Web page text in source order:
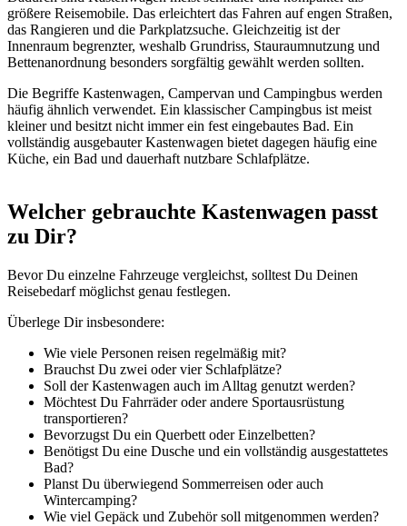
größere Reisemobile. Das erleichtert das Fahren auf engen Straßen,
das Rangieren und die Parkplatzsuche. Gleichzeitig ist der
Innenraum begrenzter, weshalb Grundriss, Stauraumnutzung und
Bettenanordnung besonders sorgfältig gewählt werden sollten.
Die Begriffe Kastenwagen, Campervan und Campingbus werden
häufig ähnlich verwendet. Ein klassischer Campingbus ist meist
kleiner und besitzt nicht immer ein fest eingebautes Bad. Ein
vollständig ausgebauter Kastenwagen bietet dagegen häufig eine
Küche, ein Bad und dauerhaft nutzbare Schlafplätze.
Welcher gebrauchte Kastenwagen passt
zu Dir?
Bevor Du einzelne Fahrzeuge vergleichst, solltest Du Deinen
Reisebedarf möglichst genau festlegen.
Überlege Dir insbesondere:
Wie viele Personen reisen regelmäßig mit?
Brauchst Du zwei oder vier Schlafplätze?
Soll der Kastenwagen auch im Alltag genutzt werden?
Möchtest Du Fahrräder oder andere Sportausrüstung
transportieren?
Bevorzugst Du ein Querbett oder Einzelbetten?
Benötigst Du eine Dusche und ein vollständig ausgestattetes
Bad?
Planst Du überwiegend Sommerreisen oder auch
Wintercamping?
Wie viel Gepäck und Zubehör soll mitgenommen werden?